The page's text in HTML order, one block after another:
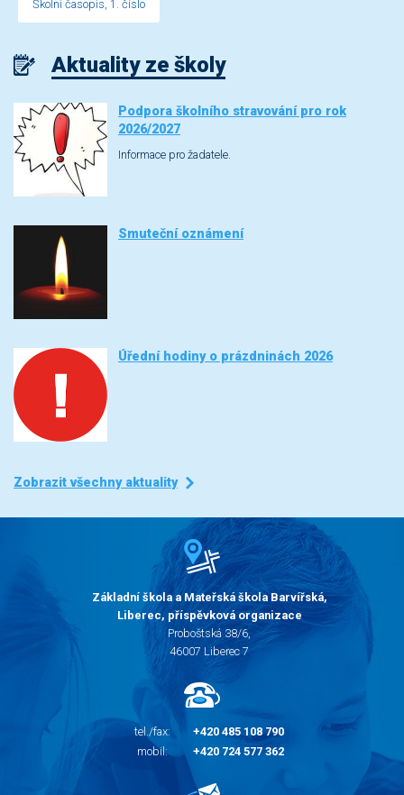
Školní časopis, 1. číslo
Aktuality ze školy
Podpora školního stravování pro rok
2026/2027
Informace pro žadatele.
Smuteční oznámení
Úřední hodiny o prázdninách 2026
Zobrazit všechny aktuality
Základní škola a Mateřská škola Barvířská,
Liberec, příspěvková organizace
Proboštská 38/6,
46007 Liberec 7
tel./fax:
+420 485 108 790
mobil:
+420 724 577 362